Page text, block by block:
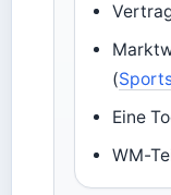
(
Eine
WM-